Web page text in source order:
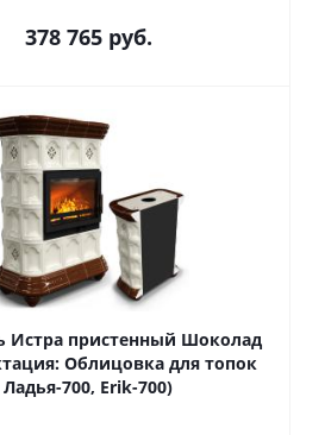
378 765руб.
Истра пристенный Шоколад
Облицовка для топок
Ладья-700, Erik-700)